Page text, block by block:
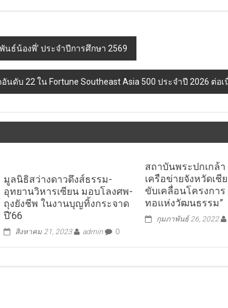
ธ์น้องพี่’ ประจำปีการศึกษา 2569
อันดับ 22 ใน Fortune Southeast Asia 500 ประจำปี 2026 ต่อเ
มูลนิธิสว่างดาวดึงส์ธรรม-
อุทยานวิหารเซียน มอบโลงศพ-
ถุงยังชีพ ในงานบุญทิ้งกระจาด
ปี’66
สิงหาคม 21, 2023 admin 0
สถาบันพระปกเกล้
เครือข่ายจังหวัดเชี
ขับเคลื่อนโครงกา
ทอแห่งวัฒนธรรม”
กุมภาพันธ์ 26, 2022